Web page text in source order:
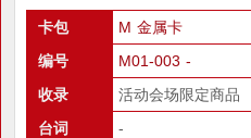
卡包
M 金属卡
编号
M01-003 -
收录
活动会场限定商品
台词
-